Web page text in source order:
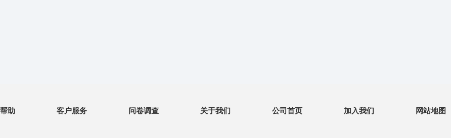
帮助 客户服务 问卷调查 关于我们 公司首页 加入我们 网站地图